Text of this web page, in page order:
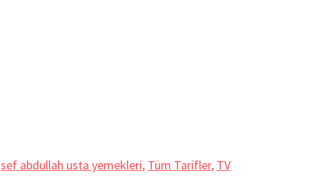
sef abdullah usta yemekleri, Tüm Tarifler, TV